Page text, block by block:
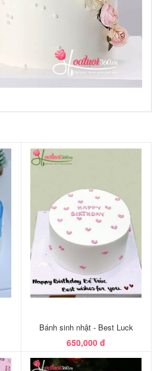
Bánh sinh nhật - Best Luck
650,000 đ